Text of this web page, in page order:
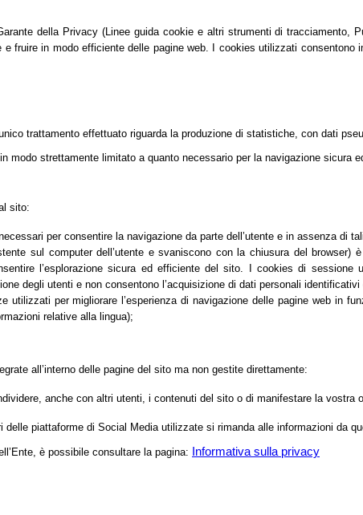
della Privacy (Linee guida cookie e altri strumenti di
fruire in modo efficiente delle pagine web. I cookies utilizzati
trattamento effettuato riguarda la produzione di statistiche, con dati
modo strettamente limitato a quanto necessario per la navigazione sicura
sito:
per consentire la navigazione da parte dell’utente e in assenza di
sul computer dell’utente e svaniscono con la chiusura del
l’esplorazione sicura ed efficiente del sito. I cookies di
degli utenti e non consentono l’acquisizione di dati personali identificativi
utilizzati per migliorare l’esperienza di navigazione delle pagine web in
relative alla lingua);
all’interno delle pagine del sito ma non gestite direttamente:
anche con altri utenti, i contenuti del sito o di manifestare la
piattaforme di Social Media utilizzate si rimanda alle informazioni da
è possibile consultare la pagina: Informativa sulla privacy